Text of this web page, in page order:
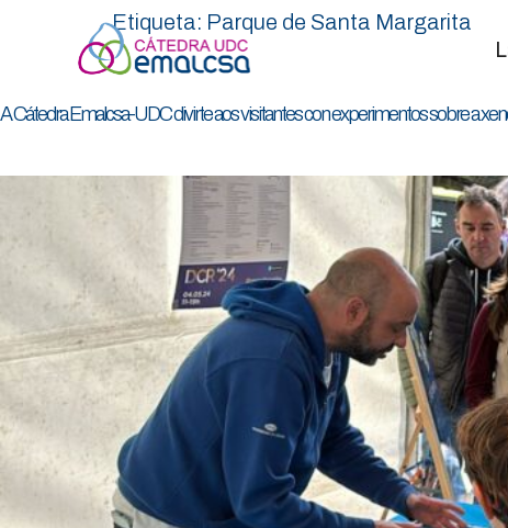
Etiqueta: Parque de Santa Margarita
A Cátedra Emalcsa-UDC divirte aos visitantes con experimentos sobre a